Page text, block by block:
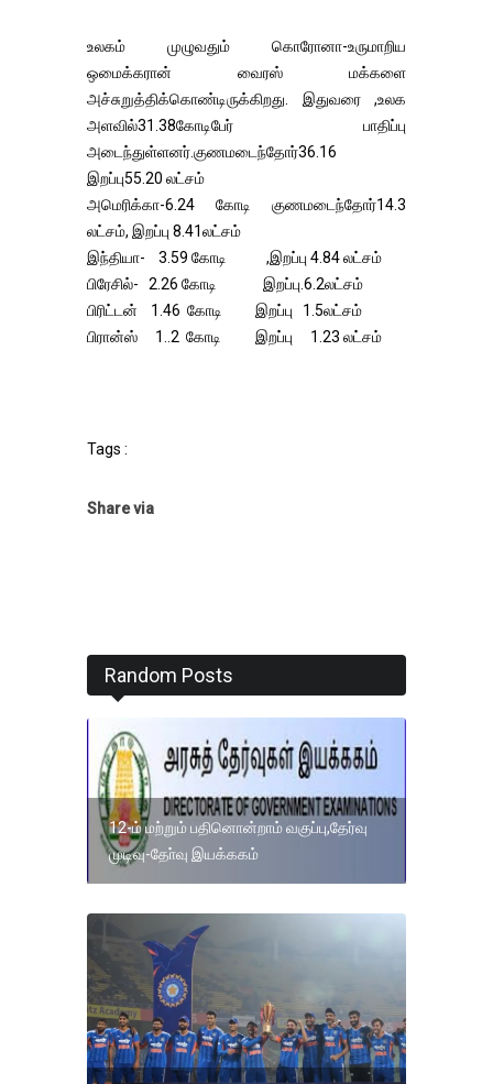
உலகம் முழுவதும் கொரோனா-உருமாறிய
ஒமைக்கரான் வைரஸ் மக்களை
அச்சுறுத்திக்கொண்டிருக்கிறது. இதுவரை ,உலக
அளவில்31.38கோடிபேர் பாதிப்பு
அடைந்துள்ளனர்.குணமடைந்தோர்36.16
இறப்பு55.20 லட்சம்
அமெரிக்கா-6.24 கோடி குணமடைந்தோர்14.3
லட்சம், இறப்பு 8.41லட்சம்
இந்தியா- 3.59 கோடி ,இறப்பு 4.84 லட்சம்
பிரேசில்- 2.26 கோடி இறப்பு.6.2லட்சம்
பிரிட்டன் 1.46 கோடி இறப்பு 1.5லட்சம்
பிரான்ஸ் 1..2 கோடி இறப்பு 1.23 லட்சம்
Tags :
Share via
Random Posts
12-ம் மற்றும் பதினொன்றாம் வகுப்பு,தேர்வு
முடிவு-தோ்வு இயக்ககம்